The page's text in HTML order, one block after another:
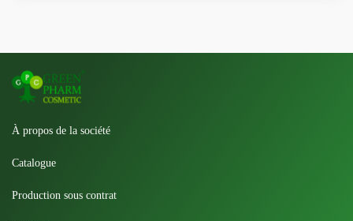
À propos de la société
Catalogue
Production sous contrat